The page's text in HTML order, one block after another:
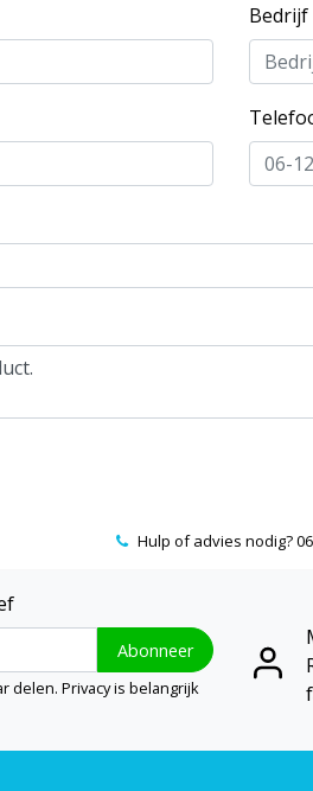
Bedrijf
Hulp of advies nodig?
Abonneer
delen. Privacy is belangrijk